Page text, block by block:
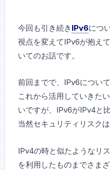
今回も引き続き IPv6につ
視点を変えてIPv6が抱え
いてのお話です。
前回までで、IPv6につい
これから活用していきた
いですが、IPv6がIPv4と
当然セキュリティリスク
IPv4の時と似たようなリ
を利用したものまでさま